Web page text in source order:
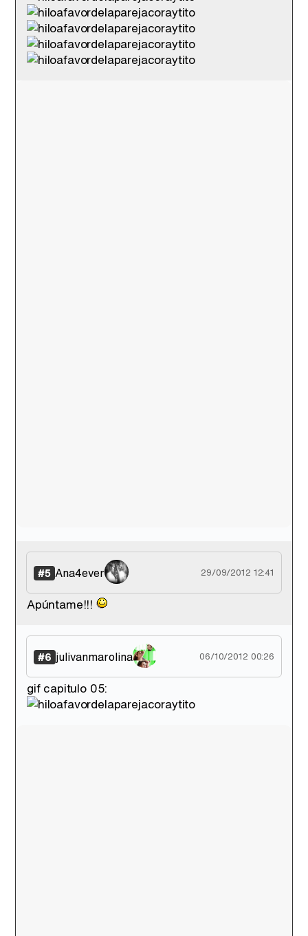
#5 Ana4ever 29/09/2012 12:41
Apúntame!!!
#6 julivanmarolina 06/10/2012 00:26
gif capitulo 05: